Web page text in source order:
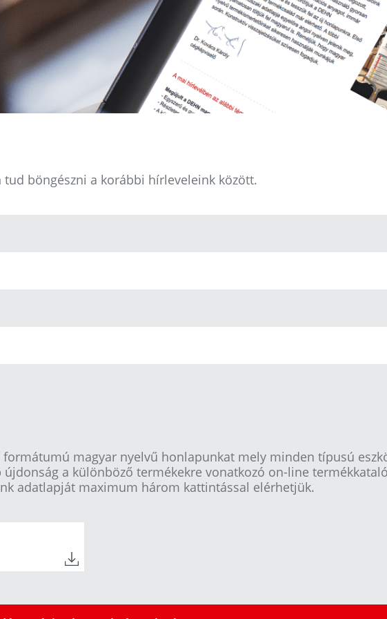
böngészni a korábbi hírleveleink között.
formátumú magyar nyelvű honlapunkat mely minden típusú
a különböző termékekre vonatkozó on-line
adatlapját maximum három kattintással elérhetjük.